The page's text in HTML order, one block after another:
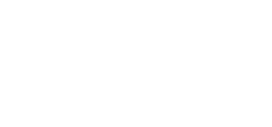
Алармата има три настройки със
минута. Така че дори най-големите